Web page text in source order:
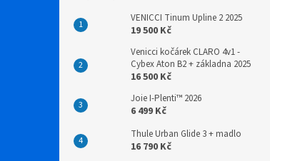
VENICCI Tinum Upline 2 2025
19 500 Kč
Venicci kočárek CLARO 4v1 -
Cybex Aton B2 + základna 2025
16 500 Kč
Joie I-Plenti™ 2026
6 499 Kč
Thule Urban Glide 3 + madlo
16 790 Kč